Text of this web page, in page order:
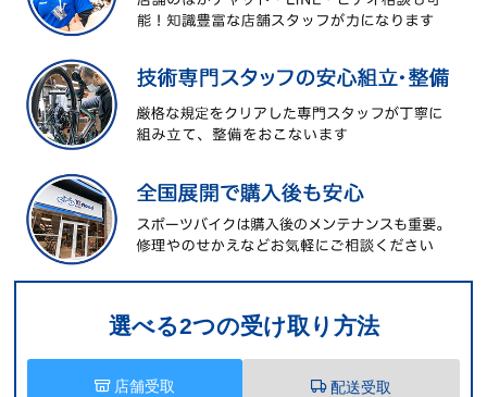
選べる2つの受け取り方法
店舗受取 配送受取